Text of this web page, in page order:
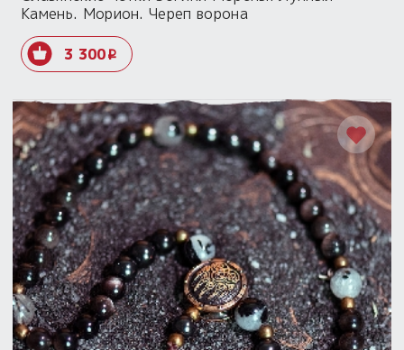
Камень. Морион. Череп ворона
3 300i